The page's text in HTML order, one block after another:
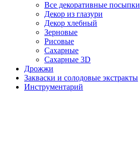
Все декоративные посыпки
Декор из глазури
Декор хлебный
Зерновые
Рисовые
Сахарные
Сахарные 3D
Дрожжи
Закваски и солодовые экстракты
Инструментарий